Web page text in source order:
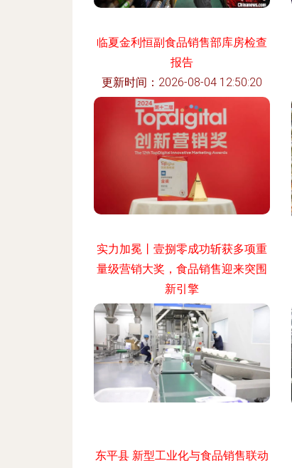
临夏金利恒副食品销售部库房检查
报告
更新时间：2026-08-04 12:50:20
实力加冕丨壹捌零成功斩获多项重
量级营销大奖，食品销售迎来突围
新引擎
更新时间：2026-08-04 06:10:10
东平县 新型工业化与食品销售联动